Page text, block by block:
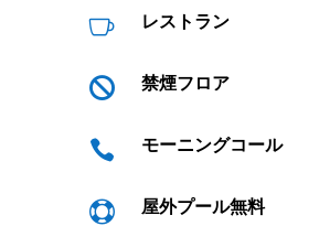
 レストラン
 禁煙フロア
 モーニングコール
 屋外プール無料